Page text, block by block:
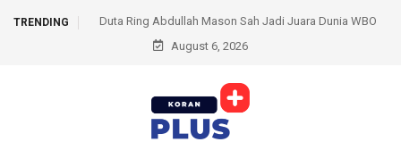
TRENDING
Sah Jadi Juara Dunia WBO
Oleh Vasyl Lomachenko
159 Personel Polda Sumsel Dilatih Jadi
Bentengi Pelajar dari Ancaman
August 6, 2026